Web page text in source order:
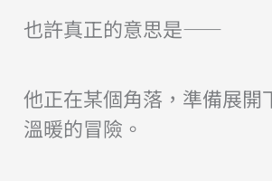
也許真正的意思是——
他正在某個角落，準備展開
溫暖的冒險。